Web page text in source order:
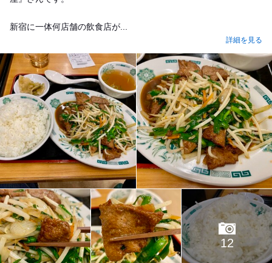
新宿に一体何店舗の飲食店が...
詳細を見る
12